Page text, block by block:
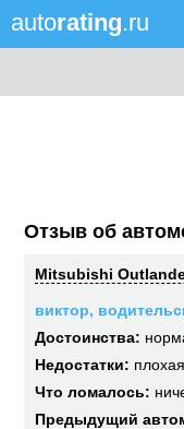
autorating.ru
Отзыв об
Mitsubishi
виктор,
Достоинства:
Недостатки:
Что ломалось:
Предыдущий